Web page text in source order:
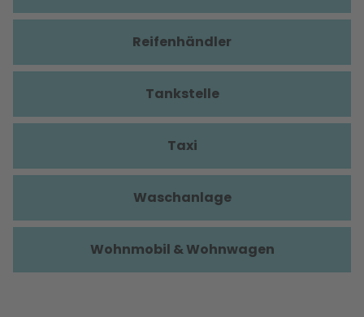
Reifenhändler
Tankstelle
Taxi
Waschanlage
Wohnmobil & Wohnwagen